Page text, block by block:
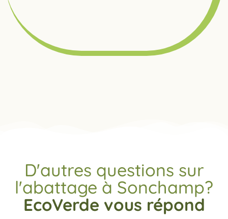
D'autres questions sur
l'abattage à Sonchamp?
EcoVerde vous répond